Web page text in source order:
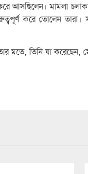
মামলা
করে তোলেন তারা।
মতে, তিনি যা করেছেন,